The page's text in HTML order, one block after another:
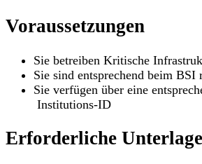
Voraussetzungen
Sie betreiben Kritische
Sie sind entsprechend beim BSI
Sie verfügen über eine
Institutions-ID
Erforderliche